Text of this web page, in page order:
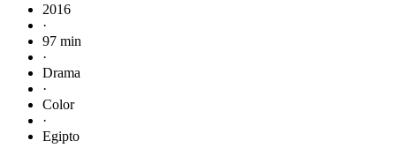
2016
·
97 min
·
Drama
·
Color
·
Egipto